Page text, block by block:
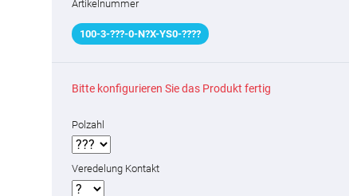
Artikelnummer
100-3-???-0-N?X-YS0-????
Bitte konfigurieren Sie das Produkt fertig
Polzahl
Veredelung Kontakt